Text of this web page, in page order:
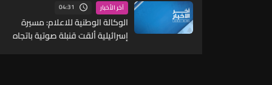
ونحن مع أهل الجنوب ونطالب
بعودتهم واعادة الاعمار
آخر الأخبار 04:31
الوكالة الوطنية للاعلام: مسيرة
إسرائيلية ألقت قنبلة صوتية باتجاه